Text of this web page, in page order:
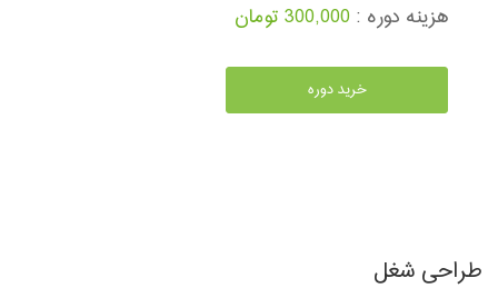
هزینه دوره : 300,000 تومان
خرید دوره
طراحی شغل